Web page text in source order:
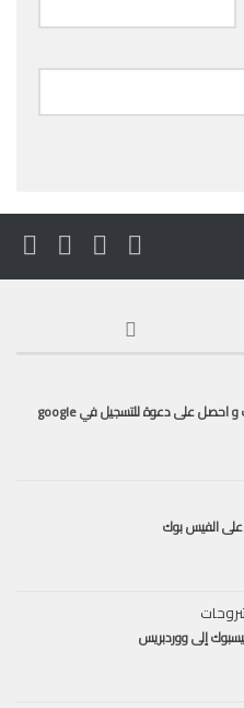
الآن و حصريا أضف إيميلك و احصل على دعوة للتسجيل في google
الفيس بوك
إلى ووردبريس